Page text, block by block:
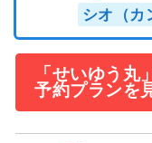
シオ（カ
「せいゆう丸
予約プランを